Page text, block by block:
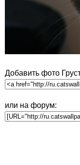
Добавить фото
или на форум: